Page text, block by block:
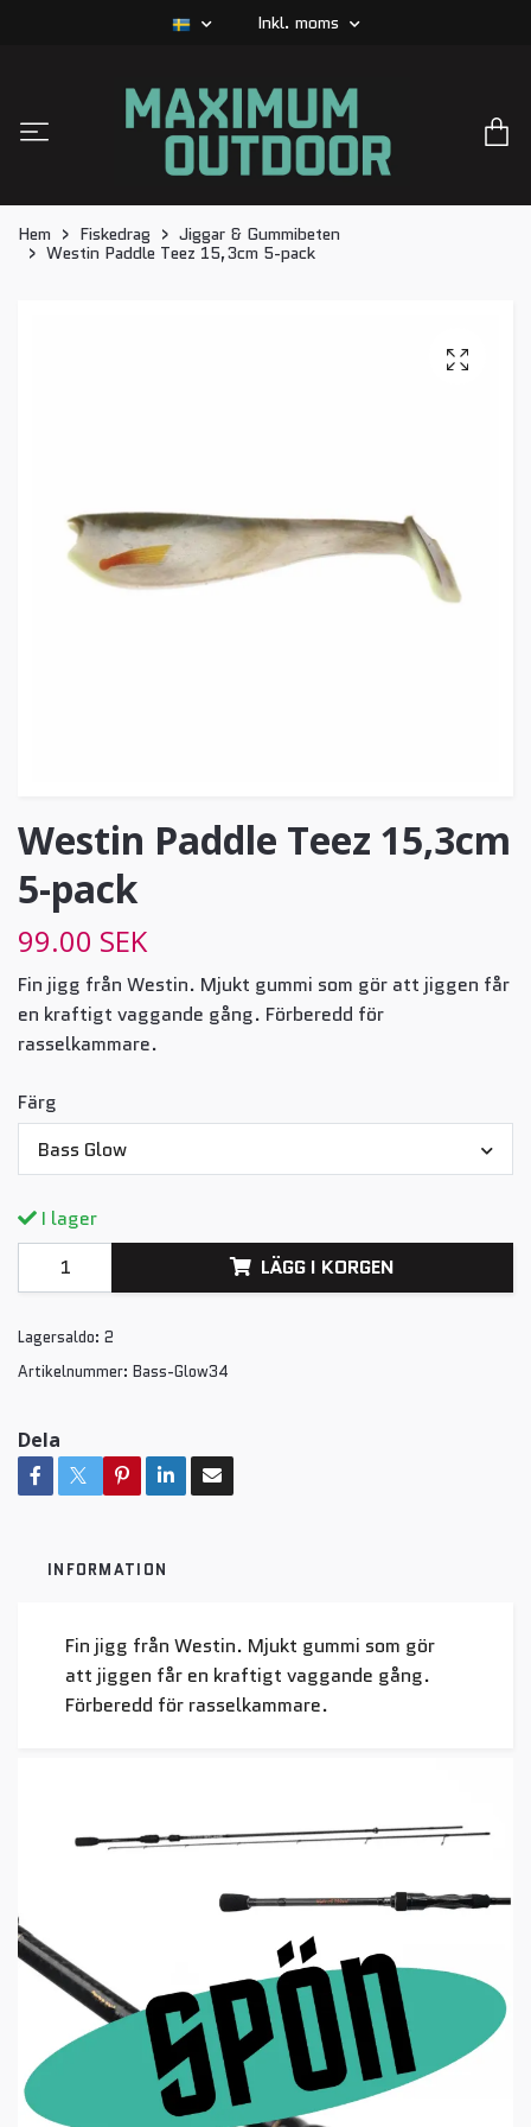
Inkl. moms
Hem Fiskedrag
Jiggar & Gummibeten
Westin Paddle Teez 15,3cm 5-pack
Westin Paddle Teez 15,3cm
5-pack
99.00 SEK
Fin jigg från Westin. Mjukt gummi som gör att jiggen får
en kraftigt vaggande gång. Förberedd för
rasselkammare.
Färg
Bass Glow
I lager
LÄGG I KORGEN
Lagersaldo: 2
Artikelnummer: Bass-Glow34
Dela
INFORMATION
Fin jigg från Westin. Mjukt gummi som gör
att jiggen får en kraftigt vaggande gång.
Förberedd för rasselkammare.